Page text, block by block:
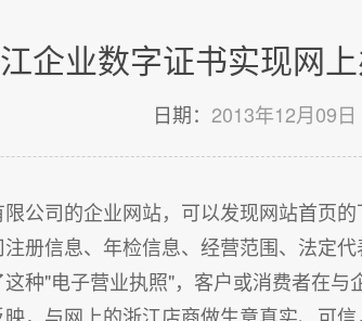
企业数字证书实现网上
日期： 2013年12月09日
公司的企业网站，可以发现网站首页
册信息、年检信息、经营范围、法定
种"电子营业执照"，客户或消费者在